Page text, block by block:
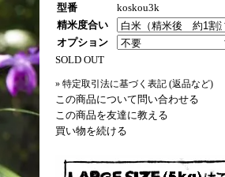
型番
koskou3k
精米度合い
オプション
SOLD OUT
» 特定取引法に基づく表記 (返品など)
この商品について問い合わせる
この商品を友達に教える
買い物を続ける